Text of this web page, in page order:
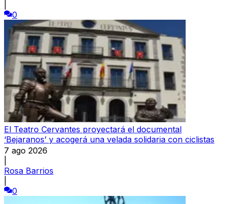
0
El Teatro Cervantes proyectará el documental
‘Bejaranos’ y acogerá una velada solidaria con ciclistas
7 ago 2026
Rosa Barrios
0